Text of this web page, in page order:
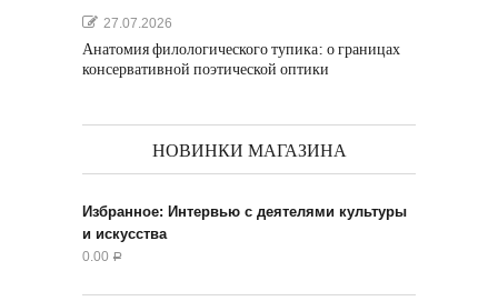
27.07.2026
Анатомия филологического тупика: о границах
консервативной поэтической оптики
НОВИНКИ МАГАЗИНА
Избранное: Интервью с деятелями культуры
и искусства
0.00 Р